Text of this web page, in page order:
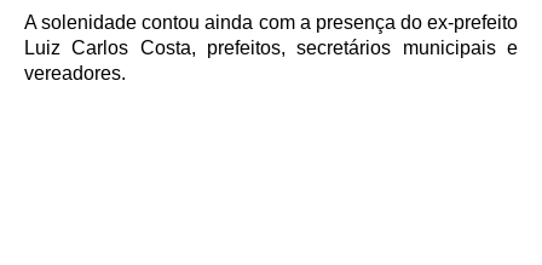
A solenidade contou ainda com a presença do ex-prefeito
Luiz Carlos Costa, prefeitos, secretários municipais e
vereadores.